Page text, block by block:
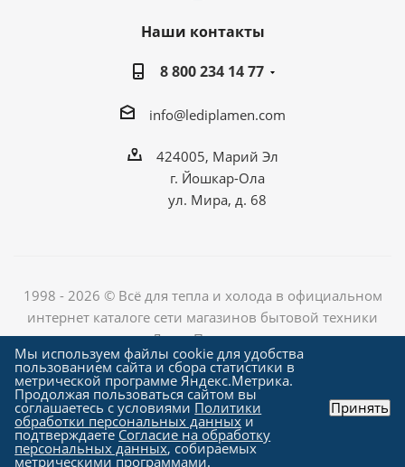
Наши контакты
8 800 234 14 77
info@lediplamen.com
424005, Марий Эл
г. Йошкар-Ола
ул. Мира, д. 68
1998 - 2026 © Всё для тепла и холода в официальном
интернет каталоге сети магазинов бытовой техники
«Лед и Пламень»
Создание сайта компания
"Алроникс"
Мы используем файлы cookie для удобства
пользованием сайта и сбора статистики в
метрической программе Яндекс.Метрика.
Продолжая пользоваться сайтом вы
соглашаетесь с условиями Политики
обработки персональных данных и
подтверждаете Согласие на обработку
персональных данных, собираемых
метрическими программами.
Принять